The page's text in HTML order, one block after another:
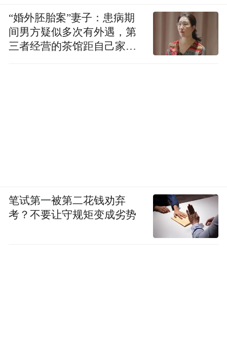
“婚外胚胎案”妻子：患病期
间男方疑似多次有外遇，第
三者经营的茶馆距自己家步
笔试第一被第二花钱劝弃
考？不要让守规矩变成劣势